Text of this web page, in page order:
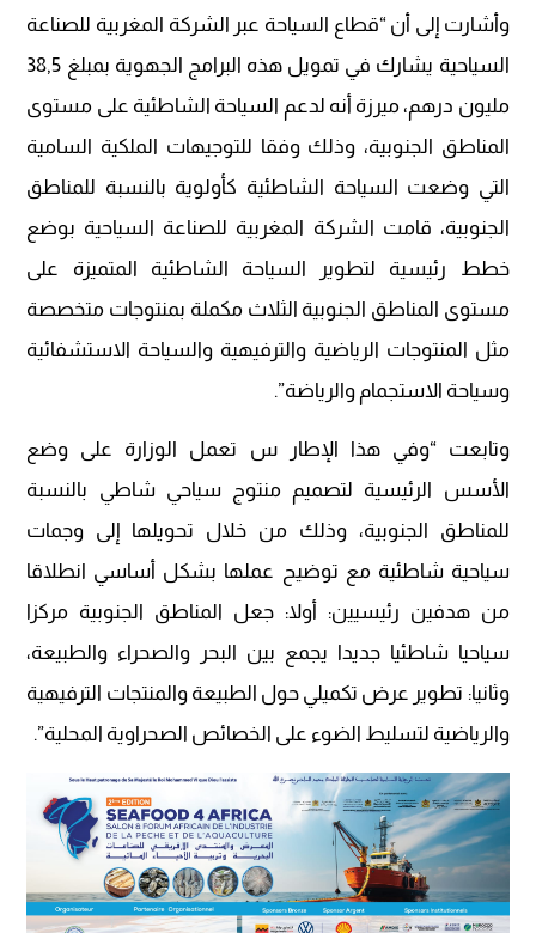
وأشارت إلى أن “قطاع السياحة عبر الشركة المغربية للصناعة
السياحية يشارك في تمويل هذه البرامج الجهوية بمبلغ 38,5
مليون درهم، ميرزة أنه لدعم السياحة الشاطئية على مستوى
المناطق الجنوبية، وذلك وفقا للتوجيهات الملكية السامية
التي وضعت السياحة الشاطئية كأولوية بالنسبة للمناطق
الجنوبية، قامت الشركة المغربية للصناعة السياحية بوضع
خطط رئيسية لتطوير السياحة الشاطئية المتميزة على
مستوى المناطق الجنوبية الثلاث مكملة بمنتوجات متخصصة
مثل المنتوجات الرياضية والترفيهية والسياحة الاستشفائية
وسياحة الاستجمام والرياضة”.
وتابعت “وفي هذا الإطار س تعمل الوزارة على وضع
الأسس الرئيسية لتصميم منتوج سياحي شاطي بالنسبة
للمناطق الجنوبية، وذلك من خلال تحويلها إلى وجمات
سياحية شاطئية مع توضيح عملها بشكل أساسي انطلاقا
من هدفين رئيسيين: أولا: جعل المناطق الجنوبية مركزا
سياحيا شاطئيا جديدا يجمع بين البحر والصحراء والطبيعة،
وثانيا: تطوير عرض تكميلي حول الطبيعة والمنتجات الترفيهية
والرياضية لتسليط الضوء على الخصائص الصحراوية المحلية”.